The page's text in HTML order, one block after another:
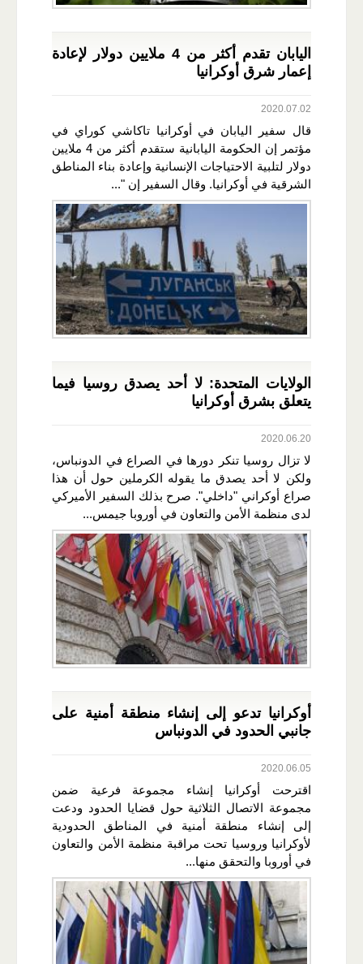
اليابان تقدم أكثر من 4 ملايين دولار لإعادة
إعمار شرق أوكرانيا
2020.07.02
قال سفير اليابان في أوكرانيا تاكاشي كوراي في
مؤتمر إن الحكومة اليابانية ستقدم أكثر من 4 ملايين
دولار لتلبية الاحتياجات الإنسانية وإعادة بناء المناطق
الشرقية في أوكرانيا. وقال السفير إن "...
الولايات المتحدة: لا أحد يصدق روسيا فيما
يتعلق بشرق أوكرانيا
2020.06.20
لا تزال روسيا تنكر دورها في الصراع في الدونباس،
ولكن لا أحد يصدق ما يقوله الكرملين حول أن هذا
صراع أوكراني "داخلي". صرح بذلك السفير الأميركي
لدى منظمة الأمن والتعاون في أوروبا جيمس...
أوكرانيا تدعو إلى إنشاء منطقة أمنية على
جانبي الحدود في الدونباس
2020.06.05
اقترحت أوكرانيا إنشاء مجموعة فرعية ضمن
مجموعة الاتصال الثلاثية حول قضايا الحدود ودعت
إلى إنشاء منطقة أمنية في المناطق الحدودية
لأوكرانيا وروسيا تحت مراقبة منظمة الأمن والتعاون
في أوروبا والتحقق منها...